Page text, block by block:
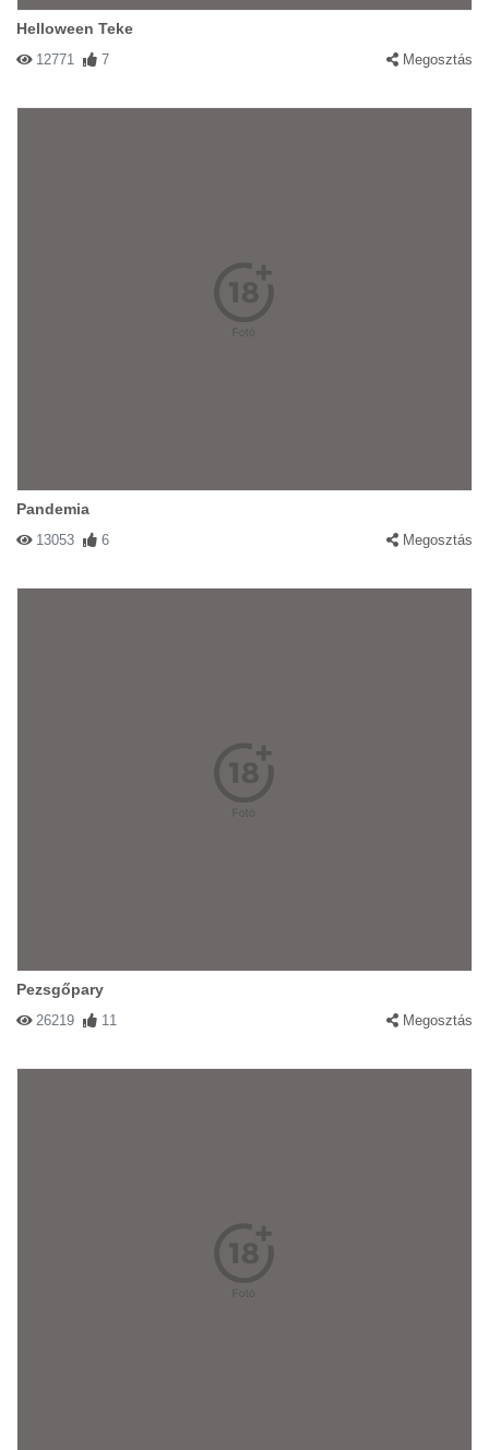
Helloween Teke
12771 7 Megosztás
Pandemia
13053 6 Megosztás
Pezsgőpary
26219 11 Megosztás